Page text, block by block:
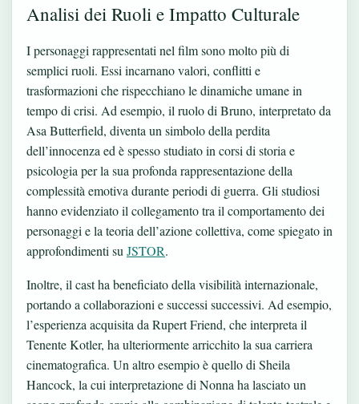
Analisi dei Ruoli e Impatto Culturale
I personaggi rappresentati nel film sono molto più di
semplici ruoli. Essi incarnano valori, conflitti e
trasformazioni che rispecchiano le dinamiche umane in
tempo di crisi. Ad esempio, il ruolo di Bruno, interpretato da
Asa Butterfield, diventa un simbolo della perdita
dell’innocenza ed è spesso studiato in corsi di storia e
psicologia per la sua profonda rappresentazione della
complessità emotiva durante periodi di guerra. Gli studiosi
hanno evidenziato il collegamento tra il comportamento dei
personaggi e la teoria dell’azione collettiva, come spiegato in
approfondimenti su JSTOR.
Inoltre, il cast ha beneficiato della visibilità internazionale,
portando a collaborazioni e successi successivi. Ad esempio,
l’esperienza acquisita da Rupert Friend, che interpreta il
Tenente Kotler, ha ulteriormente arricchito la sua carriera
cinematografica. Un altro esempio è quello di Sheila
Hancock, la cui interpretazione di Nonna ha lasciato un